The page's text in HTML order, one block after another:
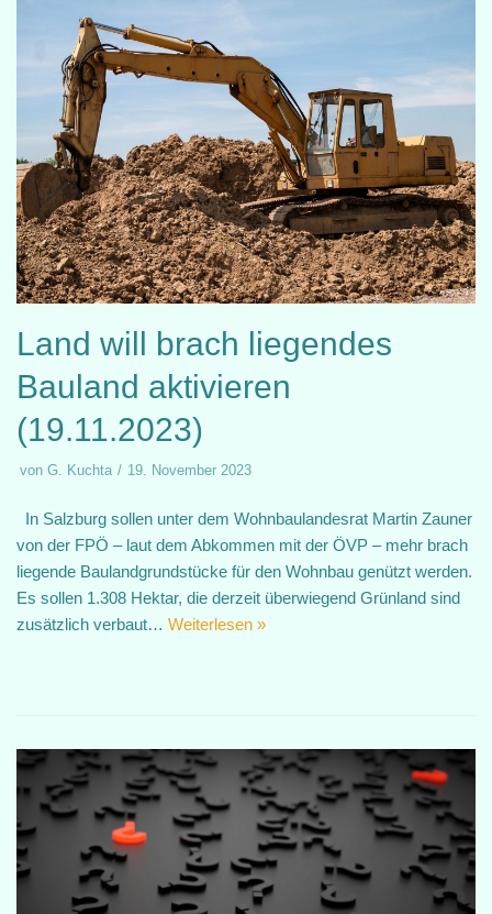
Land will brach liegendes
Bauland aktivieren
(19.11.2023)
von G. Kuchta 19. November 2023
In Salzburg sollen unter dem Wohnbaulandesrat Martin Zauner
von der FPÖ – laut dem Abkommen mit der ÖVP – mehr brach
liegende Baulandgrundstücke für den Wohnbau genützt werden.
Es sollen 1.308 Hektar, die derzeit überwiegend Grünland sind
zusätzlich verbaut… Weiterlesen »